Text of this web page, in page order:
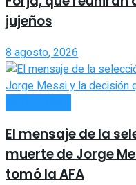
jujeños
8 agosto, 2026
El mensaje de la
muerte de Jorge
tomó la AFA